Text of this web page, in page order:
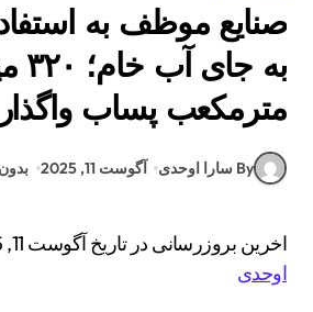
صنایع موظف به
به
مترمکعب پساب
By سارا اوحدی آگوست 11, 2025
اخرین بروزرسانی در تاریخ آگوست 11, 2025 توسط
اوحدی